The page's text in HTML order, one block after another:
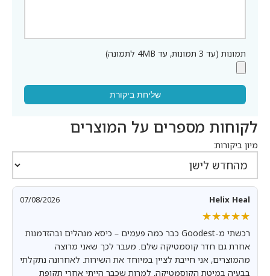
תמונות (עד 3 תמונות, עד 4MB לתמונה)
שליחת ביקורת
לקוחות מספרים על המוצרים
מיון ביקורות:
Helix Heal
07/08/2026
★★★★★
★★★★★
רכשתי מ-Goodest כבר כמה פעמים – כיסא מנהלים ובהזדמנות
אחרת גם חדר קוסמטיקה שלם. מעבר לכך שאני מרוצה
מהמוצרים, אני חייבת לציין במיוחד את השירות. לאחרונה נתקלתי
בבעיה במיטת הקוסמטיקה, למרות שכבר הייתי אחרי תקופת